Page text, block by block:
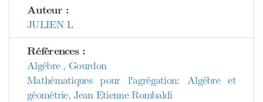
Auteur :
JULIEN L
Références :
Algèbre , Gourdon
Mathématiques pour l'agrégation: Algèbre et
géométrie, Jean Etienne Rombaldi